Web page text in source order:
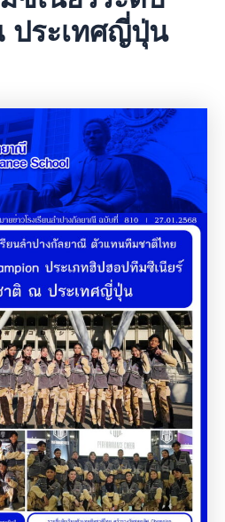
ระเทศญี่ปุ่น